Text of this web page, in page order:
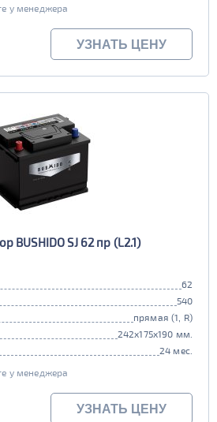
у менеджера
УЗНАТЬ ЦЕНУ
BUSHIDO SJ 62 пр (L2.1)
62
540
прямая (1, R)
242x175x190 мм.
24 мес.
у менеджера
УЗНАТЬ ЦЕНУ